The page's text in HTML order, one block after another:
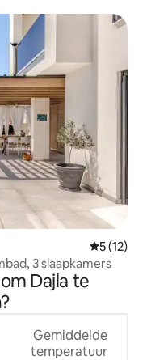
5 (12)
3 slaapkamers
Dajla te
Gemiddelde
temperatuur